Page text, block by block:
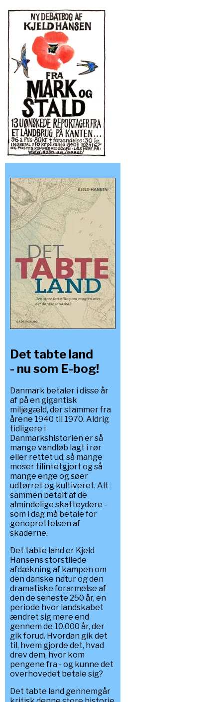
Det tabte land
- nu som E-bog!
Danmark betaler i disse år
af på en gigantisk
miljøgæld, der stammer fra
årene 1940 til 1970. Aldrig
tidligere i
Danmarkshistorien er så
mange vandløb lagt i rør
eller rettet ud, så mange
moser tilintetgjort og så
mange enge og søer
udtørret og kultiveret. Alt
sammen betalt af de
almindelige skatteydere -
som i dag må betale for
genoprettelsen af
skaderne.
Det tabte land er Kjeld
Hansens storstilede
afdækning af kampen om
den danske natur og den
dramatiske forarmelse af
den de seneste 250 år, en
periode hvor landskabet
ændret sig mere end
gennem de 10.000 år, der
gik forud. Hvordan gik det
til, hvem gjorde det, hvad
drev dem, hvor kom
pengene fra - og kunne det
overhovedet betale sig?
Det tabte land gennemgår